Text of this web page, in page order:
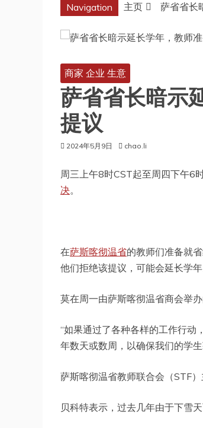
Navigation 主页 萨省省长
商家 企业 生意
萨省省长暗示
提议
2024年5月9日 chao.li
周三上午8时CST起至周四下午6
决。
在萨斯喀彻温省的教师们准备就
他们拒绝该提议，可能会延长学年
莫在周一由萨斯喀彻温省商会举
“如果通过了各种各样的工作行动
年数天或数周，以确保我们的学
萨斯喀彻温省教师联合会（STF
贝科特表示，过去几年由于下雪